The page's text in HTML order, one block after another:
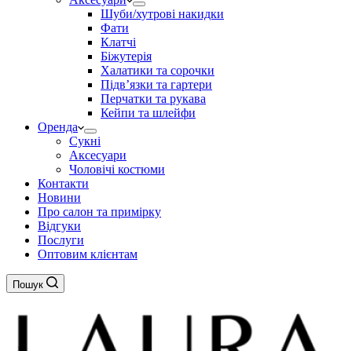
Шуби/хутрові накидки
Фати
Клатчі
Біжутерія
Халатики та сорочки
Підвʼязки та гартери
Перчатки та рукава
Кейпи та шлейфи
Оренда
Сукні
Аксесуари
Чоловічі костюми
Контакти
Новини
Про салон та примірку
Відгуки
Послуги
Оптовим клієнтам
Пошук